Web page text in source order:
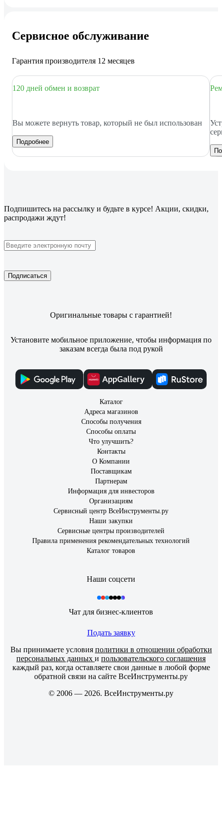
Сервисное обслуживание
Гарантия производителя 12 месяцев
120 дней обмен и возврат
Вы можете вернуть товар, который не был использован
Подробнее
Подпишитесь на рассылку и будьте в курсе! Акции, скидки,
распродажи ждут!
Подписаться
Оригинальные товары с гарантией!
Установите мобильное приложение, чтобы информация по
заказам всегда была под рукой
Каталог
Адреса магазинов
Способы получения
Способы оплаты
Что улучшить?
Контакты
О Компании
Поставщикам
Партнерам
Информация для инвесторов
Организациям
Сервисный центр ВсеИнструменты.ру
Наши закупки
Сервисные центры производителей
Правила применения рекомендательных технологий
Каталог товаров
Наши соцсети
Чат для бизнес-клиентов
Подать заявку
Вы принимаете условия политики в отношении обработки
персональных данных и пользовательского соглашения
каждый раз, когда оставляете свои данные в любой форме
обратной связи на сайте ВсеИнструменты.ру
© 2006 — 2026. ВсеИнструменты.ру